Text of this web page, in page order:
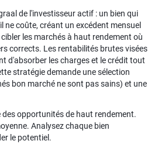
de l'investisseur actif : un bien qui
ne coûte, créant un excédent mensuel
les marchés à haut rendement où
corrects. Les rentabilités brutes visées
d'absorber les charges et le crédit tout
stratégie demande une sélection
bon marché ne sont pas sains) et une
opportunités de haut rendement.
Analysez chaque bien
le potentiel.